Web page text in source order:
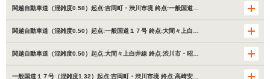
関越自動車道（混雑度0.58）起点:吉岡町・渋川市境 終点:一般国道…
関越自動車道（混雑度0.50）起点:一般国道１７号 終点:大間々上白…
関越自動車道（混雑度0.50）起点:大間々上白井線 終点:渋川市・昭…
一般国道１７号（混雑度1.32）起点:吉岡町・渋川市境 終点:高崎安…